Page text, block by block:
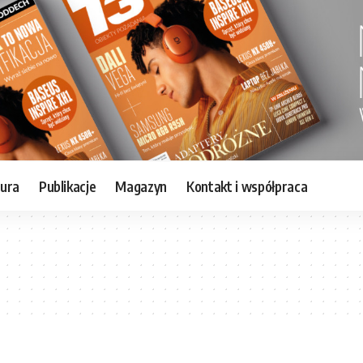
Publikacje Magazyn Kontakt i współpraca